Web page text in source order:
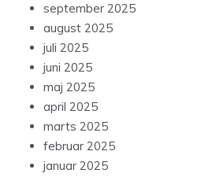
september 2025
august 2025
juli 2025
juni 2025
maj 2025
april 2025
marts 2025
februar 2025
januar 2025